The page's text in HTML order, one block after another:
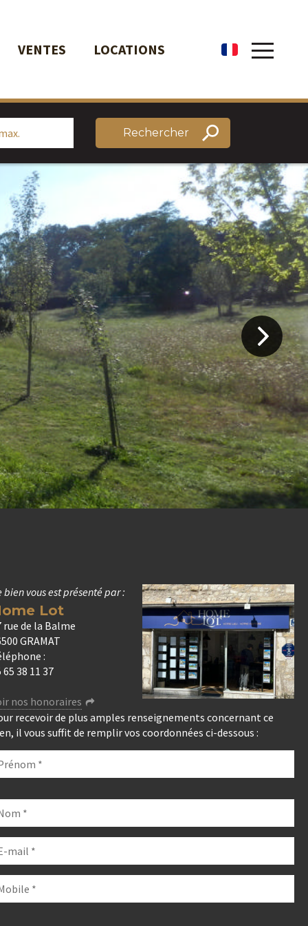
VENTES LOCATIONS
Rechercher
bien vous est présenté par :
Lot
rue de la Balme
GRAMAT
:
65 38 11 37
nos honoraires
recevoir de plus amples renseignements concernant ce
il vous suffit de remplir vos coordonnées ci-dessous :